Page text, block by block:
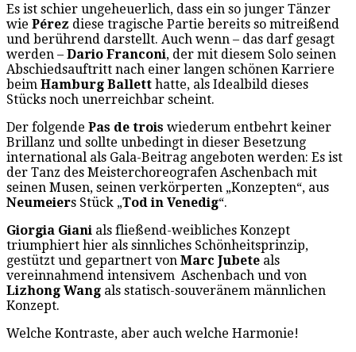
Es ist schier ungeheuerlich, dass ein so junger Tänzer
wie Pérez diese tragische Partie bereits so mitreißend
und berührend darstellt. Auch wenn – das darf gesagt
werden – Dario Franconi, der mit diesem Solo seinen
Abschiedsauftritt nach einer langen schönen Karriere
beim Hamburg Ballett hatte, als Idealbild dieses
Stücks noch unerreichbar scheint.
Der folgende Pas de trois wiederum entbehrt keiner
Brillanz und sollte unbedingt in dieser Besetzung
international als Gala-Beitrag angeboten werden: Es ist
der Tanz des Meisterchoreografen Aschenbach mit
seinen Musen, seinen verkörperten „Konzepten“, aus
Neumeiers Stück „Tod in Venedig“.
Giorgia Giani als fließend-weibliches Konzept
triumphiert hier als sinnliches Schönheitsprinzip,
gestützt und gepartnert von Marc Jubete als
vereinnahmend intensivem Aschenbach und von
Lizhong Wang als statisch-souveränem männlichen
Konzept.
Welche Kontraste, aber auch welche Harmonie!